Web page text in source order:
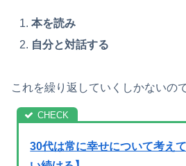
本を読み
自分と対話する
これを繰り返していくしかないので
30代は常に幸せについて考え